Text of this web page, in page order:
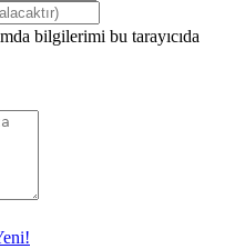
bilgilerimi bu tarayıcıda